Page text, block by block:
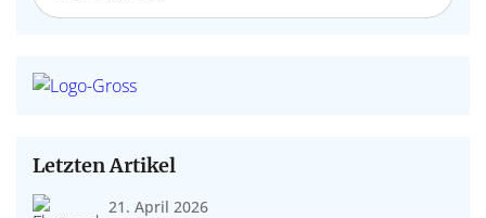
Letzten Artikel
21. April 2026